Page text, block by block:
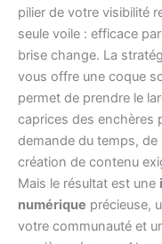
pilier de votre visibilité
seule voile : efficace
brise change. La
vous offre une coque
permet de prendre le
caprices des enchères
demande du temps, de
création de contenu
Mais le résultat est une
numérique précieuse,
votre communauté et